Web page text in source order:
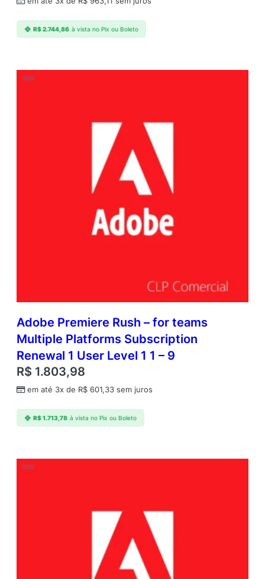
R$2.744,86 à vista no Pix ou Boleto
Adobe Premiere Rush – for teams
Multiple Platforms Subscription
Renewal 1 User Level 1 1 – 9
R$ 1.803,98
em até 3x de R$ 601,33 sem juros
R$1.713,78 à vista no Pix ou Boleto